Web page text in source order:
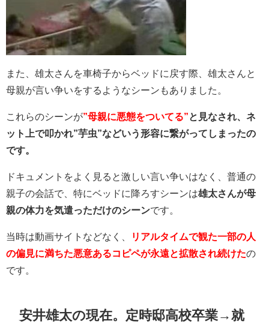
また、雄太さんを車椅子からベッドに戻す際、雄太さんと
母親が言い争いをするようなシーンもありました。
これらのシーンが”母親に悪態をついてる” と見なされ、ネ
ット上で叩かれ”芋虫”などいう形容に繋がってしまったの
です。
ドキュメントをよく見ると激しい言い争いはなく、普通の
親子の会話で、特にベッドに降ろすシーンは雄太さんが母
親の体力を気遣っただけのシーンです。
当時は動画サイトなどなく、
リアルタイムで観た一部の人
の偏見に満ちた悪意あるコピペが永遠と拡散され続けたの
です。
安井雄太の現在。定時邸高校卒業→就